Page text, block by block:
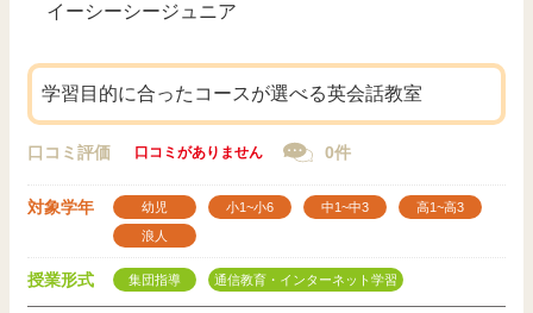
イーシーシージュニア
学習目的に合ったコースが選べる英会話教室
口コミ評価 口コミがありません 0件
対象学年 幼児 小1~小6 中1~中3
高1~高3
浪人
授業形式 集団指導 通信教育・インターネット学習